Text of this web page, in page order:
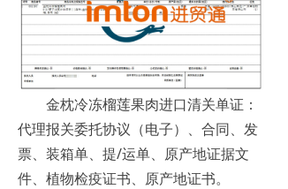
金枕冷冻榴莲果肉进口清关单证：
代理报关委托协议（电子）、合同、发
票、装箱单、提/运单、原产地证据文
件、植物检疫证书、原产地证书。